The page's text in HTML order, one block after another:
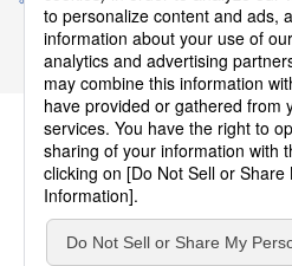
プライバシーポリシー
ソーシャルメディアポリシー
ウェ